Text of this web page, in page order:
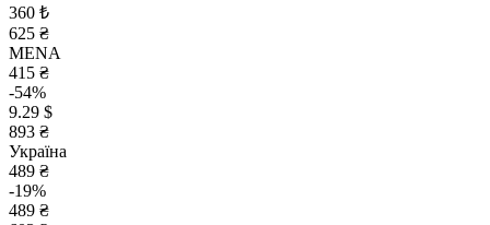
360 ₺
625 ₴
MENA
415 ₴
-54%
9.29 $
893 ₴
Україна
489 ₴
-19%
489 ₴